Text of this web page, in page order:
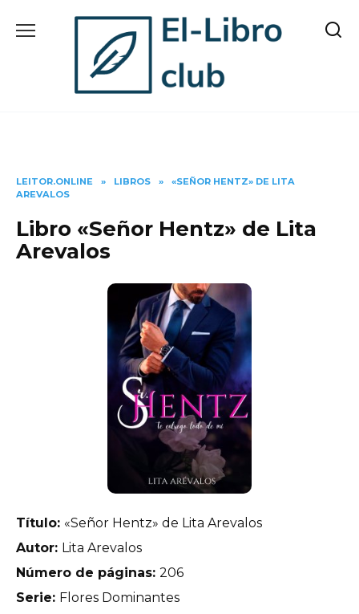
LEITOR.ONLINE » LIBROS »
«SEÑOR HENTZ» DE LITA
AREVALOS
Libro «Señor Hentz» de Lita
Arevalos
Título: «Señor Hentz» de Lita Arevalos
Autor: Lita Arevalos
Número de páginas: 206
Serie: Flores Dominantes